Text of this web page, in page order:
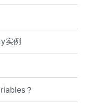
实例
？